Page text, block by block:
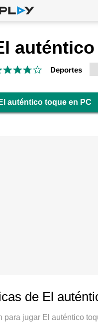
Deportes
auténtico toque en PC
de El
para jugar El auténtico